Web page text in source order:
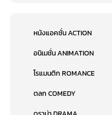
หนังแอคชั่น ACTION
อนิเมชั่น ANIMATION
โรแมนติก ROMANCE
ตลก COMEDY